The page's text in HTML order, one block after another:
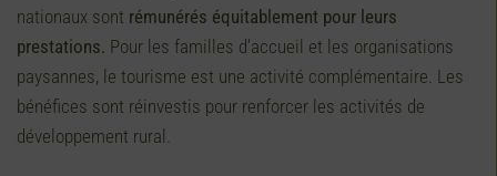
nationaux sont rémunérés équitablement pour leurs
prestations. Pour les familles d’accueil et les organisations
paysannes, le tourisme est une activité complémentaire. Les
bénéfices sont réinvestis pour renforcer les activités de
développement rural.